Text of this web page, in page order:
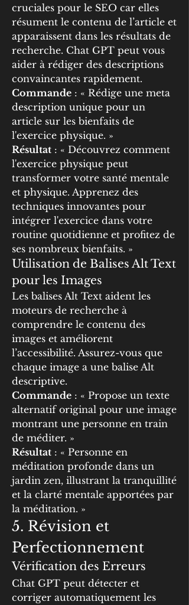
cruciales pour le SEO car elles
résument le contenu de l’article et
apparaissent dans les résultats de
recherche. Chat GPT peut vous
aider à rédiger des descriptions
convaincantes rapidement.
Commande : « Rédige une meta
description unique pour un
article sur les bienfaits de
l'exercice physique. »
Résultat : « Découvrez comment
l'exercice physique peut
transformer votre santé mentale
et physique. Apprenez des
techniques innovantes pour
intégrer l'exercice dans votre
routine quotidienne et profitez de
ses nombreux bienfaits. »
Utilisation de Balises Alt Text
pour les Images
Les balises Alt Text aident les
moteurs de recherche à
comprendre le contenu des
images et améliorent
l’accessibilité. Assurez-vous que
chaque image a une balise Alt
descriptive.
Commande : « Propose un texte
alternatif original pour une image
montrant une personne en train
de méditer. »
Résultat : « Personne en
méditation profonde dans un
jardin zen, illustrant la tranquillité
et la clarté mentale apportées par
la méditation. »
5. Révision et
Perfectionnement
Vérification des Erreurs
Chat GPT peut détecter et
corriger automatiquement les